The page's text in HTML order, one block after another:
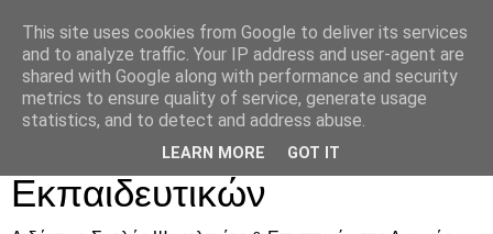
Δρ. Ράνια Χιουρέα-
Συμβουλευτική &
Υποστήριξη Γονέων &
Εκπαιδευτικών
This site uses cookies from Google to deliver its services
and to analyze traffic. Your IP address and user-agent are
shared with Google along with performance and security
metrics to ensure quality of service, generate usage
statistics, and to detect and address abuse.
LEARN MORE GOT IT